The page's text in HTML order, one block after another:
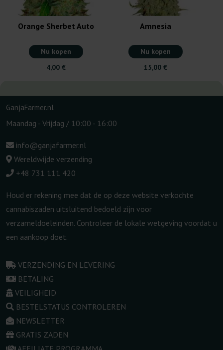
Orange Sherbet Auto
Nu kopen
4,00 €
Amnesia
Nu kopen
15,00 €
GanjaFarmer.nl
Maandag - Vrijdag / 10:00 - 16:00
info@ganjafarmer.nl
Wereldwijde verzending
+48 731 111 420
Houd er rekening mee dat de op deze website verkochte
cannabiszaden uitsluitend bedoeld zijn voor
verzameldoeleinden. Controleer de lokale wetgeving voordat u
een aankoop doet.
VERZENDING EN LEVERING
BETALING
VEILIGHEID
BESTELSTATUS CONTROLEREN
NEWSLETTER
GRATIS ZADEN